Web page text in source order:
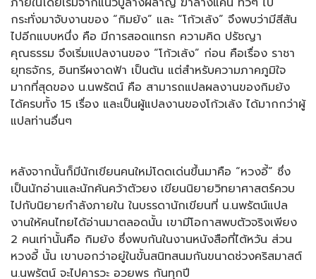
กระทั่งมาจับงานของ “กิมย้ง” และ “โก้วเล้ง” จึงพบว่ามีสีสัน
ไปอีกแบบหนึ่ง คือ มีการสอดแทรก ความคิด ปรัชญา
คุณธรรม จึงเริ่มแปลงานของ “โก้วเล้ง” ก่อน คือเรื่อง ราชา
ยุทธจักร, อินทรีผงาดฟ้า เป็นต้น แต่สำหรับความภาคภูมิใจ
มากที่สุดของ น.นพรัตน์ คือ สามารถแปลผลงานของกิมย้ง
ได้ครบทั้ง 15 เรื่อง และเป็นผู้แปลงานของโก้วเล้ง ได้มากกว่าผู้
แปลท่านอื่นๆ
หลังจากนั้นก็มีนักเขียนคนใหม่โดดเด่นขึ้นมาคือ “หวงอี้” ซึ่ง
เป็นนักอ่านและนักค้นคว้าตัวยง เขียนนิยายวิทยาศาสตร์ควบ
ไปกับนิยายกำลังภายใน ในบรรดานักเขียนที่ น.นพรัตน์แปล
งานให้คนไทยได้อ่านมาตลอดนั้น เขามีโอกาสพบตัวจริงเพียง
2 คนเท่านั้นคือ กิมย้ง ซึ่งพบกันในงานหนังสือที่ไต้หวัน ส่วน
หวงอี้ นั้น เขาบอกว่าอยู่ในขั้นสนิทสนมกันขนาดช่วงคริสมาสต์
น.นพรัตน์ จะไปคารวะ อวยพร กันทุกปี